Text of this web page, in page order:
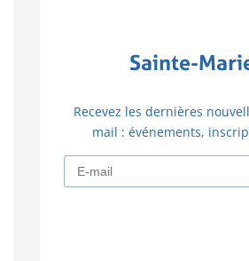
Sainte-
Recevez les dernières
mail : événements,